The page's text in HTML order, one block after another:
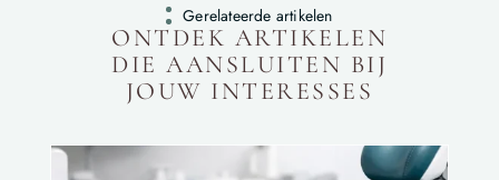
Gerelateerde artikelen
ONTDEK ARTIKELEN
DIE AANSLUITEN BIJ
JOUW INTERESSES